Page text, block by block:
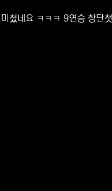
본문
미쳤네요 ㅋㅋㅋ 9연승 창단첫